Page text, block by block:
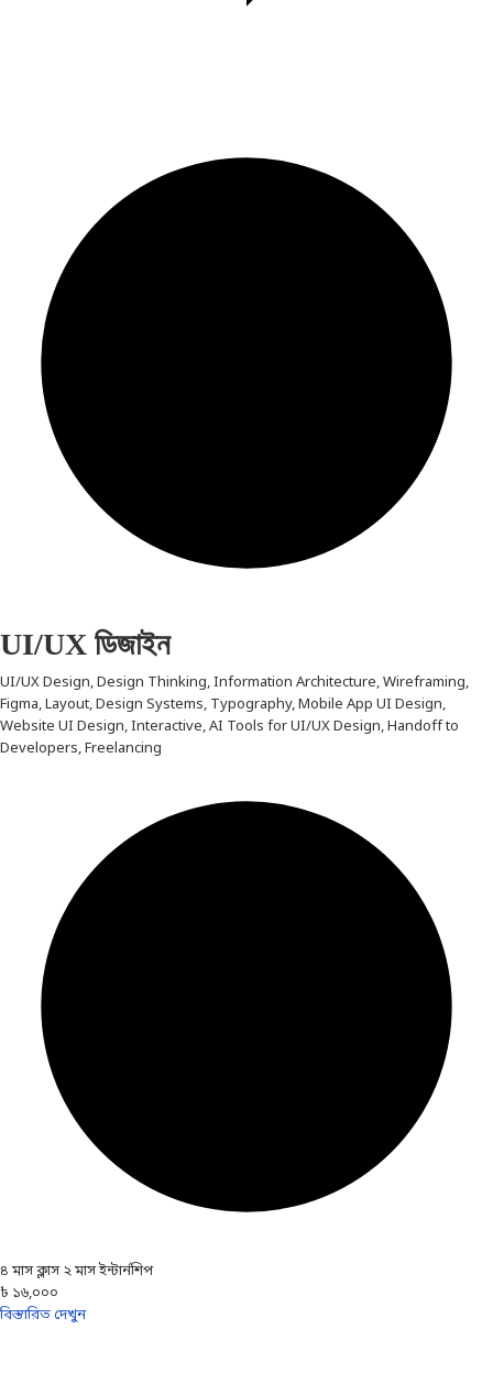
UI/UX ডিজাইন
UI/UX Design, Design Thinking, Information Architecture, Wireframing,
Figma, Layout, Design Systems, Typography, Mobile App UI Design,
Website UI Design, Interactive, AI Tools for UI/UX Design, Handoff to
Developers, Freelancing
৪ মাস ক্লাস ২ মাস ইন্টার্নশিপ
৳ ১৬,০০০
বিস্তারিত দেখুন